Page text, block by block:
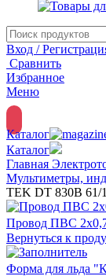
Вход /
Сравнить
Избранное
Меню
Каталог
Каталог
Главная
Мультиметры,
TEK DT 830B 61/
Провод ПВС
Вернуться к
Форма для льда